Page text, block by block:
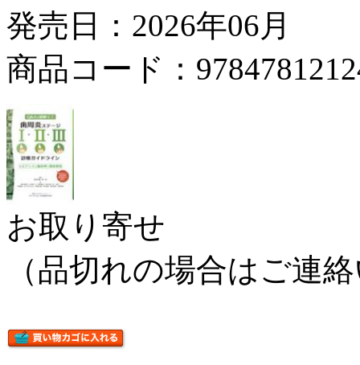
発売日：2026年06月
商品コード：
お取り寄せ
（品切れの場合はご連